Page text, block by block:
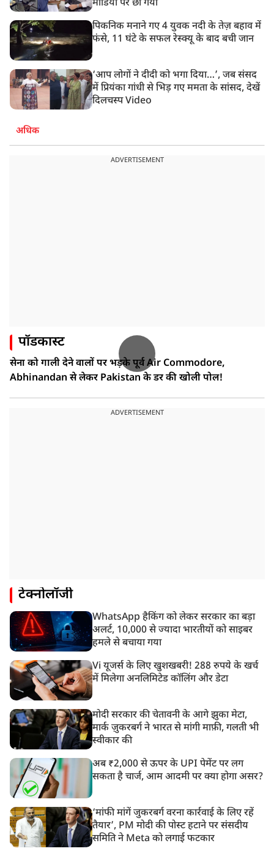
मीडिया पर छा गया
पिकनिक मनाने गए 4 युवक नदी के तेज़ बहाव में
फंसे, 11 घंटे के सफल रेस्क्यू के बाद बची जान
‘आप लोगों ने दीदी को भगा दिया…’, जब संसद
में प्रियंका गांधी से भिड़ गए ममता के सांसद, देखें
दिलचस्प Video
अधिक
ADVERTISEMENT
पॉडकास्ट
सेना को गाली देने वालों पर भड़के पूर्व Air Commodore,
Abhinandan से लेकर Pakistan के डर की खोली पोल!
ADVERTISEMENT
टेक्नोलॉजी
WhatsApp हैकिंग को लेकर सरकार का बड़ा
अलर्ट, 10,000 से ज्यादा भारतीयों को साइबर
हमले से बचाया गया
Vi यूजर्स के लिए खुशखबरी! 288 रुपये के खर्च
में मिलेगा अनलिमिटेड कॉलिंग और डेटा
मोदी सरकार की चेतावनी के आगे झुका मेटा,
मार्क ज़ुकरबर्ग ने भारत से मांगी माफ़ी, गलती भी
स्वीकार की
अब ₹2,000 से ऊपर के UPI पेमेंट पर लग
सकता है चार्ज, आम आदमी पर क्या होगा असर?
‘मांफी मांगें जुकरबर्ग वरना कार्रवाई के लिए रहें
तैयार’, PM मोदी की पोस्ट हटाने पर संसदीय
समिति ने Meta को लगाई फटकार